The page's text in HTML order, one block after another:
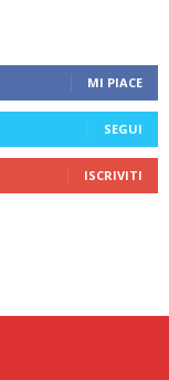
MI PIACE
SEGUI
ISCRIVITI